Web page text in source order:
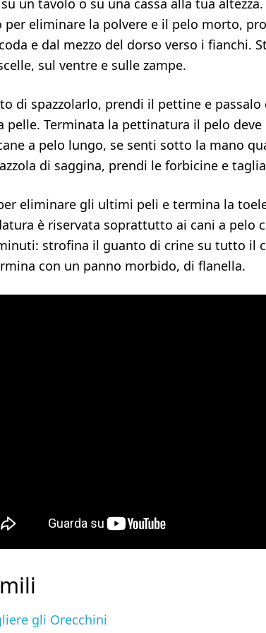
un tavolo o su una cassa alla tua
eliminare la polvere e il pelo morto,
e dal mezzo del dorso verso i fianchi.
sul ventre e sulle zampe.
di spazzolarlo, prendi il pettine e
pelle. Terminata la pettinatura il pelo
a pelo lungo, se senti sotto la mano
di saggina, prendi le forbicine e
eliminare gli ultimi peli e termina la
è riservata soprattutto ai cani a pelo
strofina il guanto di crine su tutto il
con un panno morbido, di flanella.
gli Orecchini